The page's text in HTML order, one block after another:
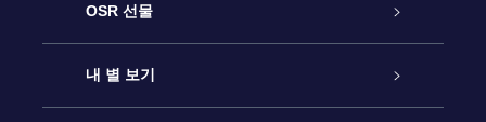
고객 서비스
연락처
OSR 선물
온라인 별 선물
내 별 보기